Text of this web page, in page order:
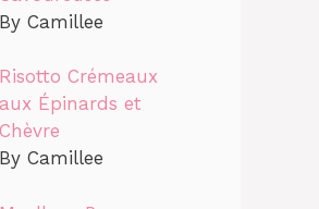
By Camillee
Risotto Crémeaux
aux Épinards et
Chèvre
By Camillee